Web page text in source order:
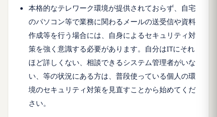
本格的なテレワーク環境が提供されておらず、自宅
のパソコン等で業務に関わるメールの送受信や資料
作成等を行う場合には、自身によるセキュリティ対
策を強く意識する必要があります。自分はITにそれ
ほど詳しくない、相談できるシステム管理者がいな
い、等の状況にある方は、普段使っている個人の環
境のセキュリティ対策を見直すことから始めてくだ
さい。